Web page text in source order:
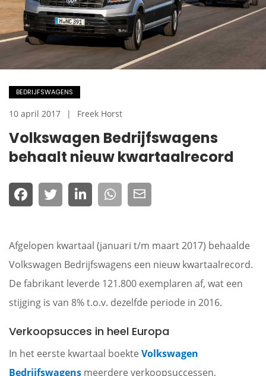
Volkswagen Bedrijfswagens
behaalt nieuw kwartaalrecord
BEDRIJFSWAGENS
10 april 2017 Freek Horst
Afgelopen kwartaal (januari t/m maart 2017) behaalde
Volkswagen Bedrijfswagens een nieuw kwartaalrecord.
De fabrikant leverde 121.800 exemplaren af, wat een
stijging is van 8% t.o.v. dezelfde periode in 2016.
Verkoopsucces in heel Europa
In het eerste kwartaal boekte Volkswagen
Bedrijfswagens meerdere verkoopsuccessen,